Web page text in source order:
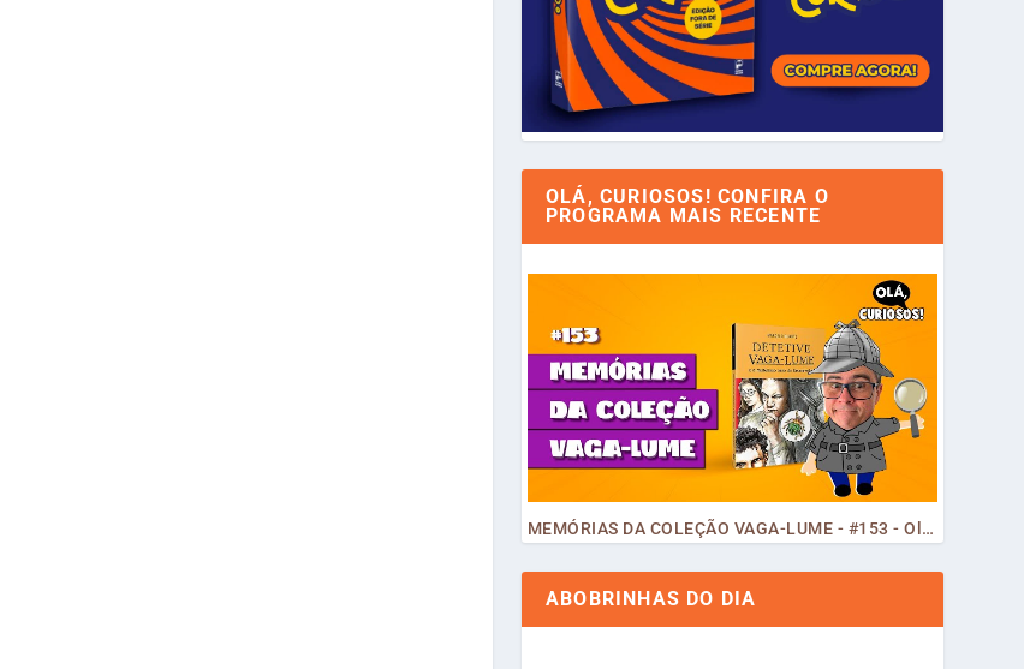
OLÁ, CURIOSOS! CONFIRA O
PROGRAMA MAIS RECENTE
MEMÓRIAS DA COLEÇÃO VAGA-LUME - #153 - Olá, Curiosos! 2023
ABOBRINHAS DO DIA